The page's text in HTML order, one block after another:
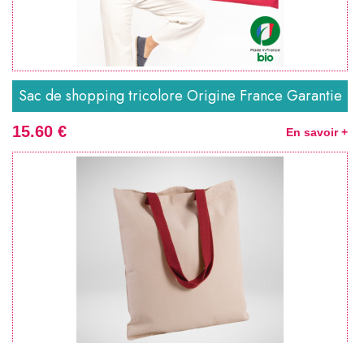
Sac de shopping tricolore Origine France Garantie
15.60 € En savoir +